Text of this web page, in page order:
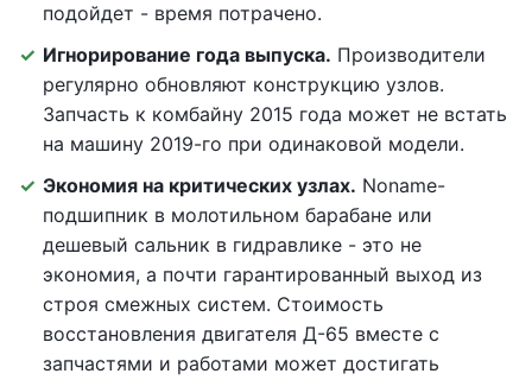
подойдет - время потрачено.
Игнорирование года выпуска. Производители
регулярно обновляют конструкцию узлов.
Запчасть к комбайну 2015 года может не встать
на машину 2019-го при одинаковой модели.
Экономия на критических узлах. Noname-
подшипник в молотильном барабане или
дешевый сальник в гидравлике - это не
экономия, а почти гарантированный выход из
строя смежных систем. Стоимость
восстановления двигателя Д-65 вместе с
запчастями и работами может достигать